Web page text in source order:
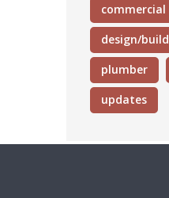
commercial
design/build
plumber
updates